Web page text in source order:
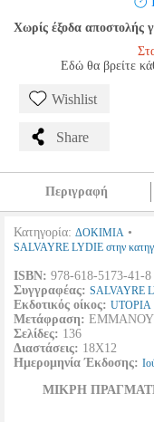
Χωρίς έξοδα αποστολής
Εδώ θα βρείτε
Wishlist
Share
Περιγραφή
Κατηγορία: ΔΟΚΙΜΙΑ •
SALVAYRE LYDIE στην
ISBN: 978-618-5173-41-8
Συγγραφέας: SALVAYRE
Εκδοτικός οίκος: UTOPIA
Μετάφραση:
Σελίδες: 136
Διαστάσεις: 18Χ12
Ημερομηνία Έκδοσης:
ΜΙΚΡΗ